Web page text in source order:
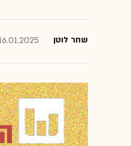
שחר לוטן